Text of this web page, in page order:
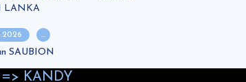
LANKA
…
SAUBION